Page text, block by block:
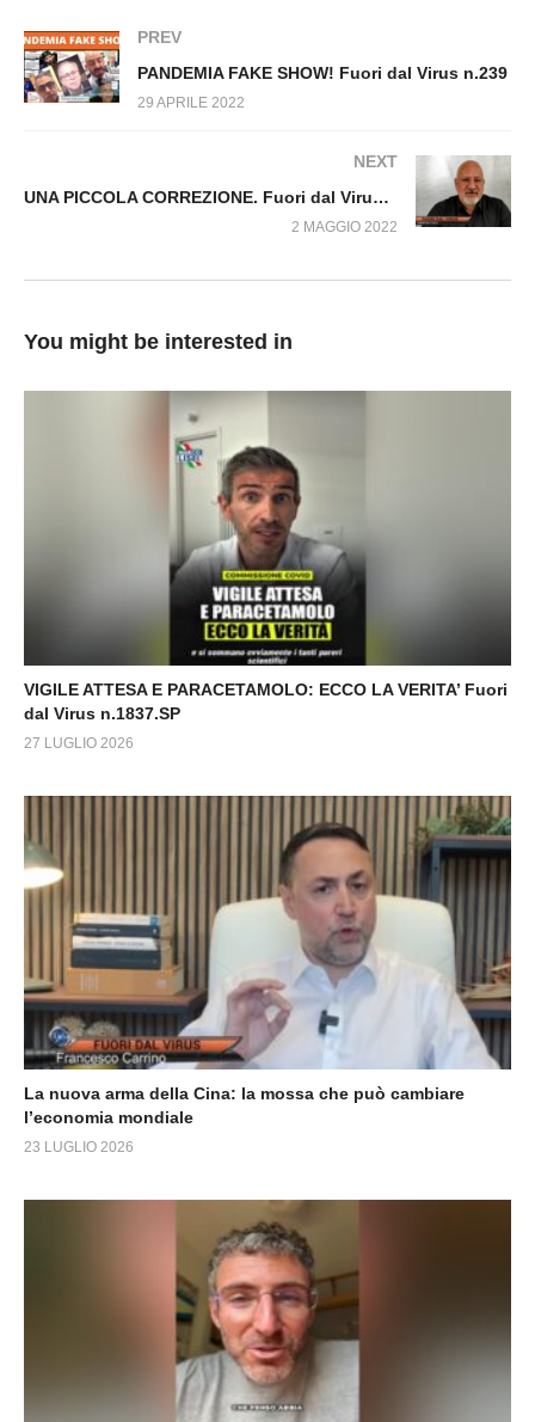
PREV
PANDEMIA FAKE SHOW! Fuori dal Virus n.239
29 APRILE 2022
NEXT
UNA PICCOLA CORREZIONE. Fuori dal Virus n.182.SP
2 MAGGIO 2022
You might be interested in
VIGILE ATTESA E PARACETAMOLO: ECCO LA VERITA’ Fuori
dal Virus n.1837.SP
27 LUGLIO 2026
La nuova arma della Cina: la mossa che può cambiare
l’economia mondiale
23 LUGLIO 2026